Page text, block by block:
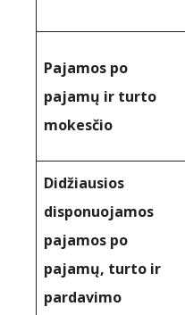
Pajamos po
pajamų ir turto
mokesčio
Didžiausios
disponuojamos
pajamos po
pajamų, turto ir
pardavimo